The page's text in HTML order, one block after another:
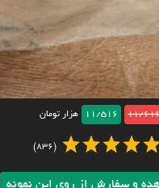
11/
11/516 هزار تومان
(836)
و سفارش از روی این نمونه